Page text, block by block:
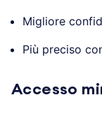
Migliore
Più preciso
Accesso